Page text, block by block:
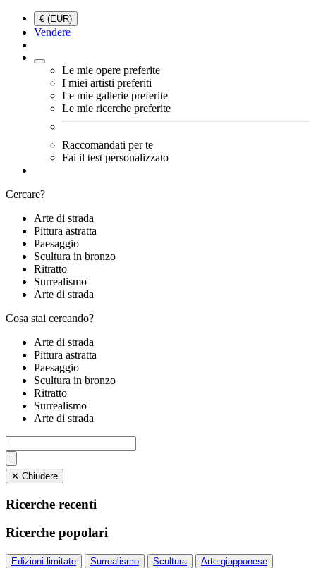
€ (EUR)
Vendere
Le mie opere preferite
I miei artisti preferiti
Le mie gallerie preferite
Le mie ricerche preferite
Raccomandati per te
Fai il test personalizzato
Cercare?
Arte di strada
Pittura astratta
Paesaggio
Scultura in bronzo
Ritratto
Surrealismo
Arte di strada
Cosa stai cercando?
Arte di strada
Pittura astratta
Paesaggio
Scultura in bronzo
Ritratto
Surrealismo
Arte di strada
✕ Chiudere
Ricerche recenti
Ricerche popolari
Edizioni limitate Surrealismo Scultura
Arte giapponese